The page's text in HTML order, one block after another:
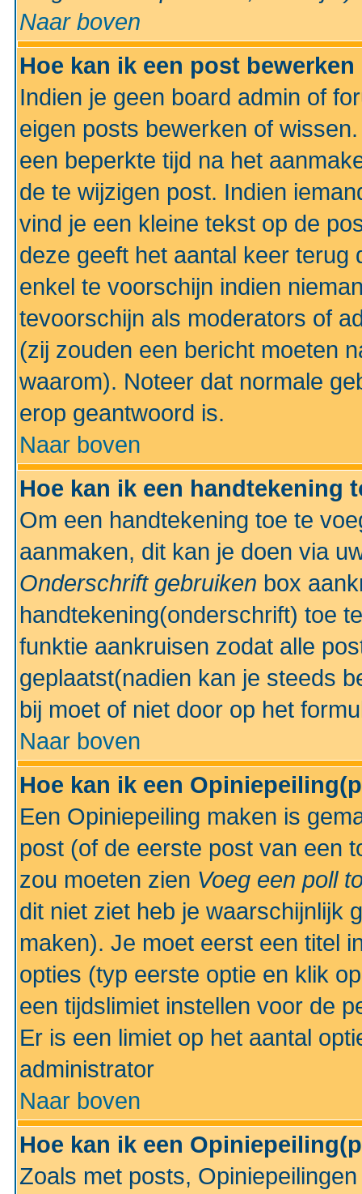
Naar boven
Hoe kan ik een post
Indien je geen board admin of
eigen posts bewerken of
een beperkte tijd na het
de te wijzigen post. Indien
vind je een kleine tekst op de
deze geeft het aantal keer terug
enkel te voorschijn indien
tevoorschijn als moderators of
(zij zouden een bericht moeten
waarom). Noteer dat normale
erop geantwoord is.
Naar boven
Hoe kan ik een handtekening
Om een handtekening toe te
aanmaken, dit kan je doen via
Onderschrift gebruiken box
handtekening(onderschrift) toe
funktie aankruisen zodat alle
geplaatst(nadien kan je steeds
bij moet of niet door op het
Naar boven
Hoe kan ik een
Een Opiniepeiling maken is
post (of de eerste post van een
zou moeten zien Voeg een poll
dit niet ziet heb je waarschijnlijk
maken). Je moet eerst een titel
opties (typ eerste optie en klik
een tijdslimiet instellen voor de
Er is een limiet op het aantal
administrator
Naar boven
Hoe kan ik een
Zoals met posts,